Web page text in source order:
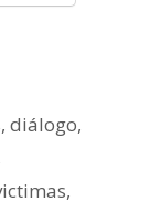
,diálogo,
,